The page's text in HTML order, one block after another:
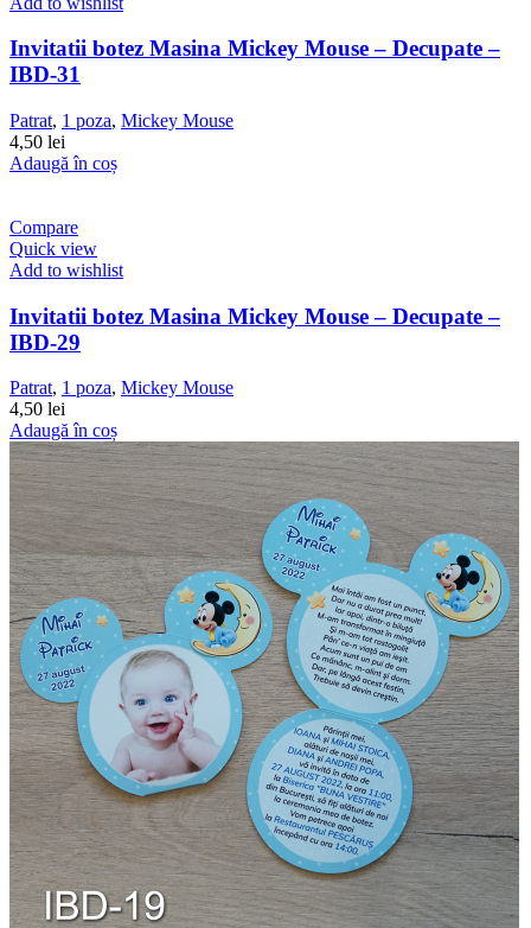
Invitatii botez Masina Mickey Mouse – Decupate –
IBD-31
Patrat, 1 poza, Mickey Mouse
4,50 lei
Adaugă în coș
Compare
Quick view
Add to wishlist
Invitatii botez Masina Mickey Mouse – Decupate –
IBD-29
Patrat, 1 poza, Mickey Mouse
4,50 lei
Adaugă în coș